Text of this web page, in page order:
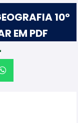
10º
EM PDF